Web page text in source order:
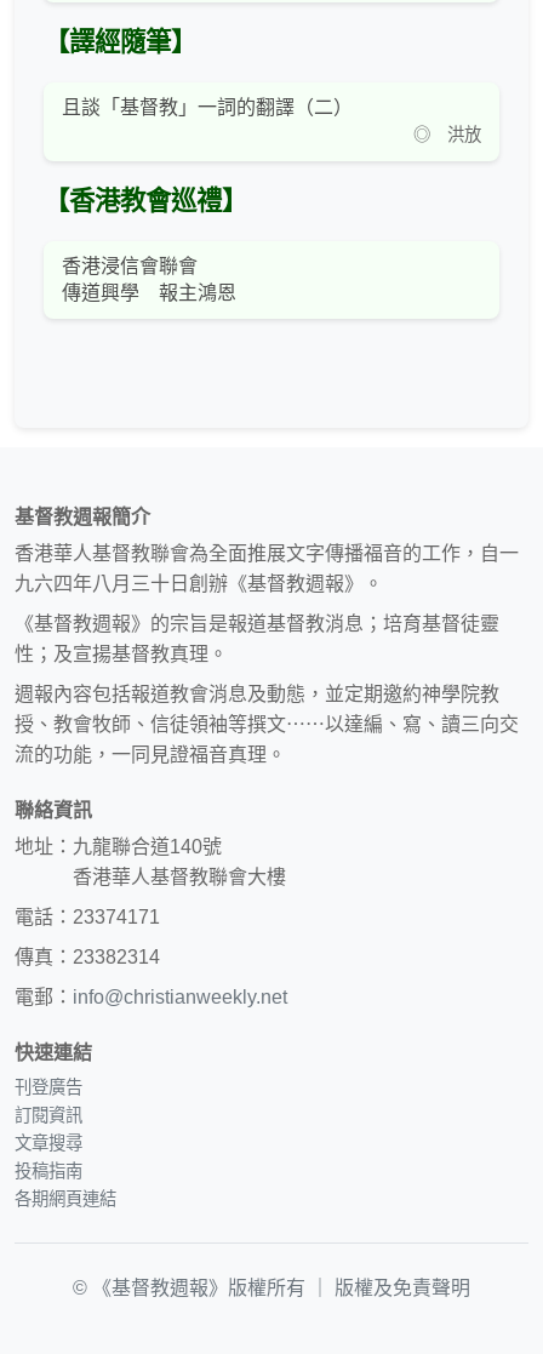
【譯經隨筆】
且談「基督教」一詞的翻譯（二）
◎ 洪放
【香港教會巡禮】
香港浸信會聯會
傳道興學 報主鴻恩
基督教週報簡介
香港華人基督教聯會為全面推展文字傳播福音的工作，自一
九六四年八月三十日創辦《基督教週報》。
《基督教週報》的宗旨是報道基督教消息；培育基督徒靈
性；及宣揚基督教真理。
週報內容包括報道教會消息及動態，並定期邀約神學院教
授、教會牧師、信徒領袖等撰文⋯⋯以達編、寫、讀三向交
流的功能，一同見證福音真理。
聯絡資訊
地址：九龍聯合道140號
香港華人基督教聯會大樓
電話：23374171
傳真：23382314
電郵： info@christianweekly.net
快速連結
刊登廣告
訂閱資訊
文章搜尋
投稿指南
各期網頁連結
© 《基督教週報》版權所有 ｜ 版權及免責聲明